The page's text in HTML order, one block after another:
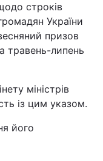
строків
України
призов
травень-липень
міністрів
із цим указом.
його